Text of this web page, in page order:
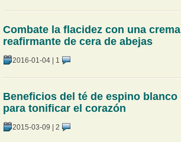
Combate la flacidez con una crema
reafirmante de cera de abejas
2016-01-04| 1
Beneficios del té de espino blanco
para tonificar el corazón
2015-03-09 | 2